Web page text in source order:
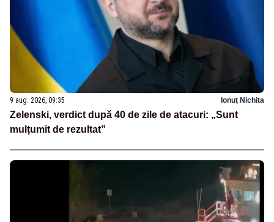
9 aug. 2026, 09:35 Ionuț Nichita
Zelenski, verdict după 40 de zile de atacuri: „Sunt
mulțumit de rezultat”